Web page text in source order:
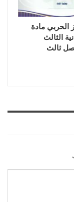
الحربي مادة
الثالث
فصل ثالث